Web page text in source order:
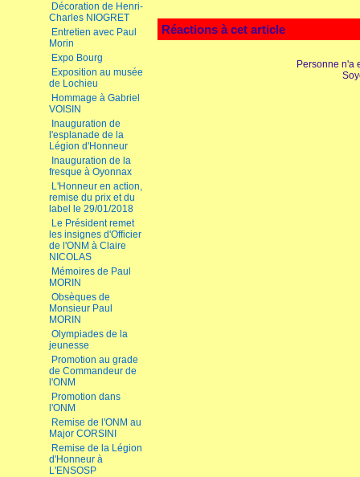
Décoration de Henri-
Charles NIOGRET
Entretien avec Paul
Morin
Expo Bourg
Exposition au musée
de Lochieu
Hommage à Gabriel
VOISIN
Inauguration de
l'esplanade de la
Légion d'Honneur
Inauguration de la
fresque à Oyonnax
L'Honneur en action,
remise du prix et du
label le 29/01/2018
Le Président remet
les insignes d'Officier
de l'ONM à Claire
NICOLAS
Mémoires de Paul
MORIN
Obsèques de
Monsieur Paul
MORIN
Olympiades de la
jeunesse
Promotion au grade
de Commandeur de
l'ONM
Promotion dans
l'ONM
Remise de l'ONM au
Major CORSINI
Remise de la Légion
d'Honneur à
L'ENSOSP
Réactions à cet article
Personne n'a